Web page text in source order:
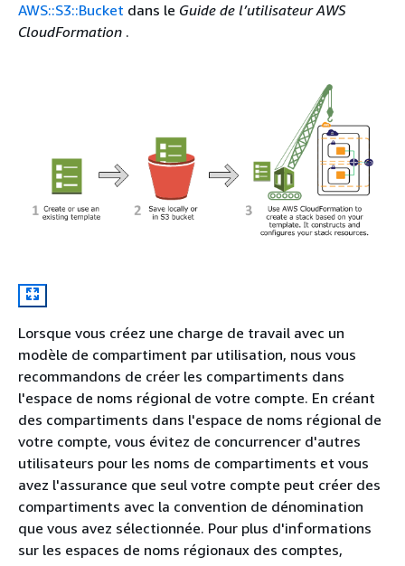
AWS::S3::Bucket dans le Guide de l’utilisateur AWS
CloudFormation .
Lorsque vous créez une charge de travail avec un
modèle de compartiment par utilisation, nous vous
recommandons de créer les compartiments dans
l'espace de noms régional de votre compte. En créant
des compartiments dans l'espace de noms régional de
votre compte, vous évitez de concurrencer d'autres
utilisateurs pour les noms de compartiments et vous
avez l'assurance que seul votre compte peut créer des
compartiments avec la convention de dénomination
que vous avez sélectionnée. Pour plus d'informations
sur les espaces de noms régionaux des comptes,